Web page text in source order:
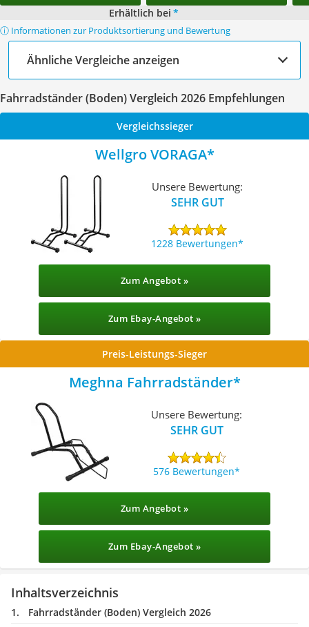
Erhältlich bei *
ⓘ Informationen zur Produktsortierung und Bewertung
Ähnliche Vergleiche anzeigen
Fahrradständer (Boden) Vergleich 2026 Empfehlungen
Vergleichssieger
Wellgro VORAGA
Unsere Bewertung:
SEHR GUT
1228 Bewertungen
Zum Angebot »
Zum Ebay-Angebot »
Preis-Leistungs-Sieger
Meghna Fahrradständer
Unsere Bewertung:
SEHR GUT
576 Bewertungen
Zum Angebot »
Zum Ebay-Angebot »
Inhaltsverzeichnis
Fahrradständer (Boden) Vergleich 2026